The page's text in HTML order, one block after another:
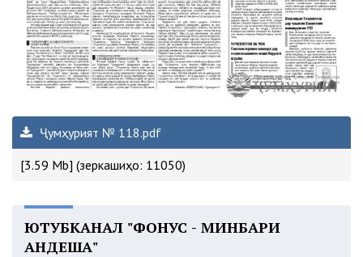
Ҷумҳурият № 118.pdf
[3.59 Mb] (зеркашиҳо: 11050)
ЮТУБКАНАЛ "ФОНУС - МИНБАРИ
АНДЕША"